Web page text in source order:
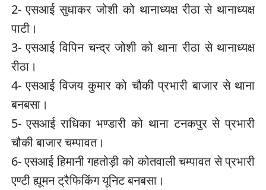
2- एसआई सुधाकर जोशी को थानाध्यक्ष रीठा से थानाध्यक्ष
पाटी।
3- एसआई विपिन चन्द्र जोशी को थाना रीठा से थानाध्यक्ष
रीठा।
4- एसआई विजय कुमार को चौकी प्रभारी बाजार से थाना
बनबसा।
5- एसआई राधिका भण्डारी को थाना टनकपुर से प्रभारी
चौकी बाजार चम्पावत।
6- एसआई हिमानी गहतोड़ी को कोतवाली चम्पावत से प्रभारी
एण्टी ह्यूमन ट्रैफिकिंग यूनिट बनबसा।